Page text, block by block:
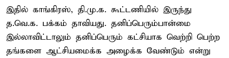
இதில் காங்கிரஸ், தி.மு.க. கூட்டணியில் இருந்து
த.வெ.க. பக்கம் தாவியது. தனிப்பெரும்பான்மை
இல்லாவிட்டாலும் தனிப்பெரும் கட்சியாக வெற்றி பெற்ற
தங்களை ஆட்சியமைக்க அழைக்க வேண்டும் என்று